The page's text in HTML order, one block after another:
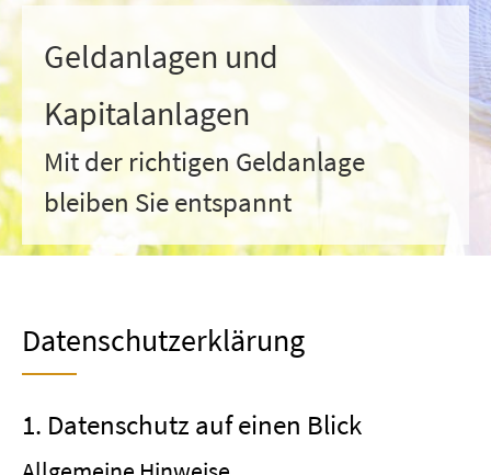
Geldanlagen und
Kapitalanlagen
Mit der richtigen Geldanlage
bleiben Sie entspannt
Datenschutzerklärung
1. Datenschutz auf einen Blick